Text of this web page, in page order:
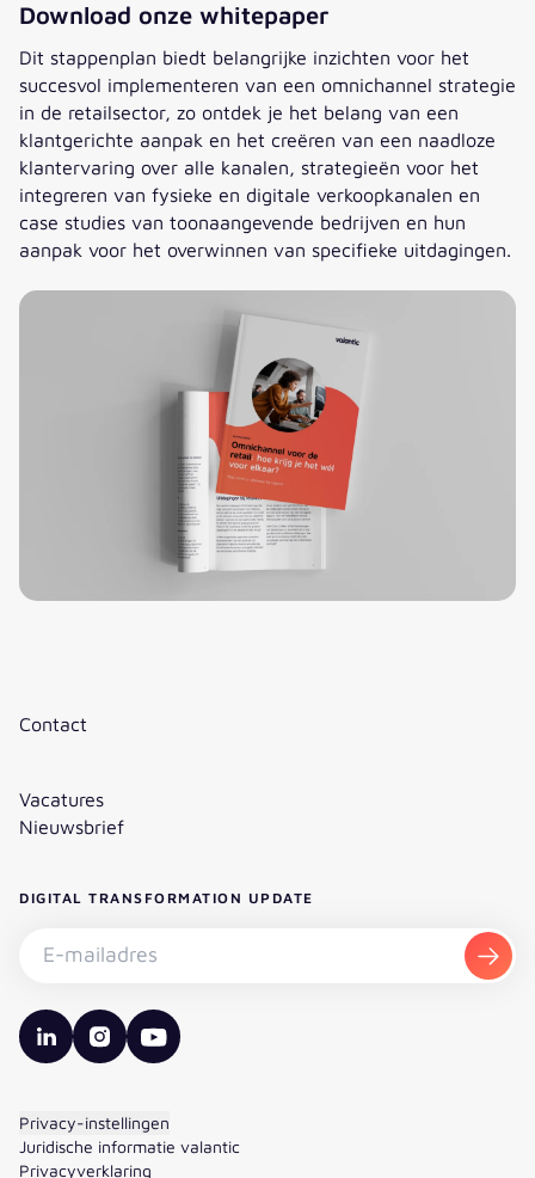
Download onze whitepaper
Dit stappenplan biedt belangrijke inzichten voor het
succesvol implementeren van een omnichannel strategie
in de retailsector, zo ontdek je het belang van een
klantgerichte aanpak en het creëren van een naadloze
klantervaring over alle kanalen, strategieën voor het
integreren van fysieke en digitale verkoopkanalen en
case studies van toonaangevende bedrijven en hun
aanpak voor het overwinnen van specifieke uitdagingen.
Contact
Vacatures
Nieuwsbrief
DIGITAL TRANSFORMATION UPDATE
valantic LinkedIn
valantic Instagram
valantic YouTube
Privacy-instellingen
Juridische informatie valantic
Privacyverklaring